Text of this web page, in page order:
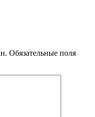
Обязательные поля